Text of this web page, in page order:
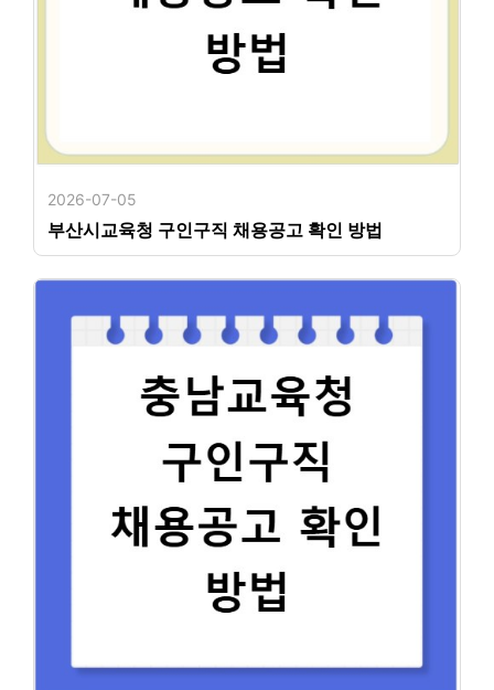
2026-07-05
부산시교육청 구인구직 채용공고 확인 방법